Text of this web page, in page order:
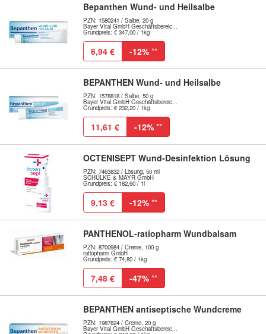
Bepanthen Wund- und Heilsalbe
PZN: 1580241 / Salbe, 20 g
Bayer Vital GmbH Geschäftsbereic...
Grundpreis: € 347,00 / 1kg
6,94 € -12% **
BEPANTHEN Wund- und Heilsalbe
PZN: 1578818 / Salbe, 50 g
Bayer Vital GmbH Geschäftsbereic...
Grundpreis: € 232,20 / 1kg
11,61 € -12% **
OCTENISEPT Wund-Desinfektion Lösung
PZN: 7463832 / Lösung, 50 ml
SCHÜLKE & MAYR GmbH
Grundpreis: € 182,60 / 1l
9,13 € -12% **
PANTHENOL-ratiopharm Wundbalsam
PZN: 8700984 / Creme, 100 g
ratiopharm GmbH
Grundpreis: € 74,80 / 1kg
7,48 € -47% **
BEPANTHEN antiseptische Wundcreme
PZN: 1987824 / Creme, 20 g
Bayer Vital GmbH Geschäftsbereic...